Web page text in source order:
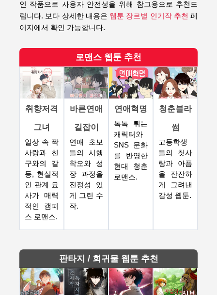
인 작품으로 사용자 안전성을 위해 참고용으로 추천드
립니다. 보다 상세한 내용은 웹툰 장르별 인기작 추천 페
이지에서 확인 가능합니다.
로맨스 웹툰 추천
취향저격
그녀
일상 속 짝
사랑과 친
구와의 갈
등, 현실적
인 관계 묘
사가 매력
적인 캠퍼
스 로맨스.
바른연애
길잡이
연애 초보
들의 시행
착오와 성
장 과정을
진정성 있
게 그린 수
작.
연애혁명
톡톡 튀는
캐릭터와
SNS 문화
를 반영한
현대 청춘
로맨스.
청춘블라
썸
고등학생
들의 첫사
랑과 아픔
을 잔잔하
게 그려낸
감성 웹툰.
판타지 / 회귀물 웹툰 추천